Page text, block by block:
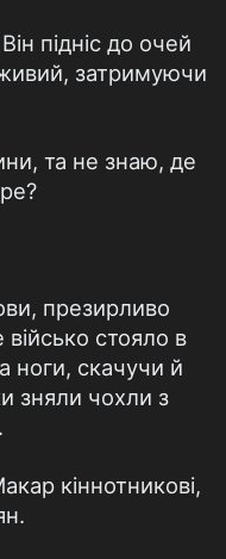
підніс до очей
затримуючи
та не знаю, де
презирливо
стояло в
ноги, скачучи й
зняли чохли з
кіннотникові,